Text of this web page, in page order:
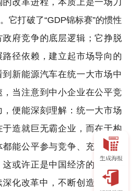
它打破了“GDP锦标赛”的惯性
府竞争的底层逻辑；它挣脱
径依赖，建立起市场导向的
新能源汽车在统一大市场中
当注意到中小企业在公平竞
便能深刻理解：统一大市场
造就巨无霸企业，而在于构
能公平参与竞争、充分释放
或许正是中国经济的深层魅
化改革中，不断创造超越既